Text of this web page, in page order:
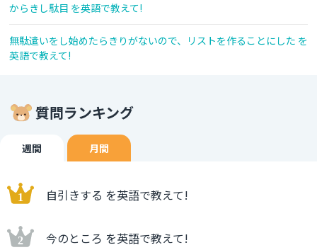
からきし駄目 を英語で教えて!
無駄遣いをし始めたらきりがないので、リストを作ることにした を
英語で教えて!
質問ランキング
週間 月間
自引きする を英語で教えて!
今のところ を英語で教えて!